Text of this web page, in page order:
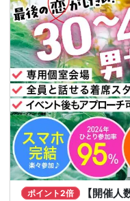
ポイント2倍
【開催人